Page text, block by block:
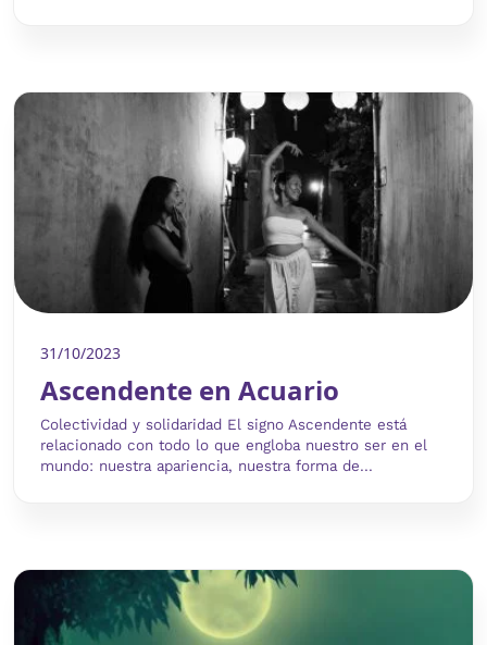
31/10/2023
Ascendente en Acuario
Colectividad y solidaridad El signo Ascendente está
relacionado con todo lo que engloba nuestro ser en el
mundo: nuestra apariencia, nuestra forma de...